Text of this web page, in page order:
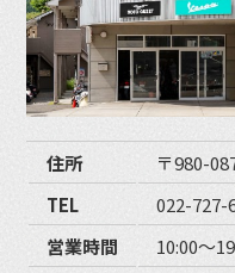
住所
〒980-
TEL
022-727-
営業時間
10:00〜